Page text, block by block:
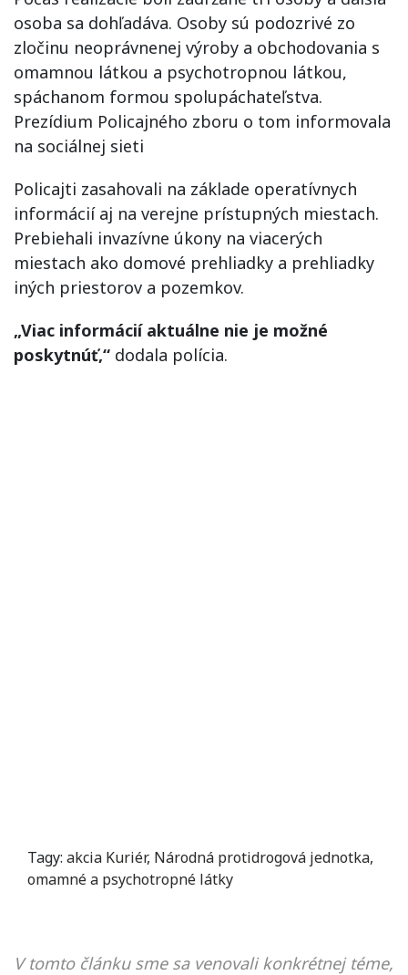
osoba sa dohľadáva. Osoby sú podozrivé zo
zločinu neoprávnenej výroby a obchodovania s
omamnou látkou a psychotropnou látkou,
spáchanom formou spolupáchateľstva.
Prezídium Policajného zboru o tom informovala
na sociálnej sieti
Policajti zasahovali na základe operatívnych
informácií aj na verejne prístupných miestach.
Prebiehali invazívne úkony na viacerých
miestach ako domové prehliadky a prehliadky
iných priestorov a pozemkov.
„Viac informácií aktuálne nie je možné
poskytnúť,“ dodala polícia.
Tagy: akcia Kuriér, Národná protidrogová jednotka,
omamné a psychotropné látky
V tomto článku sme sa venovali konkrétnej téme,